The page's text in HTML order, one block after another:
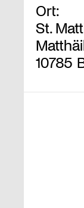
Ort:
St.
10785